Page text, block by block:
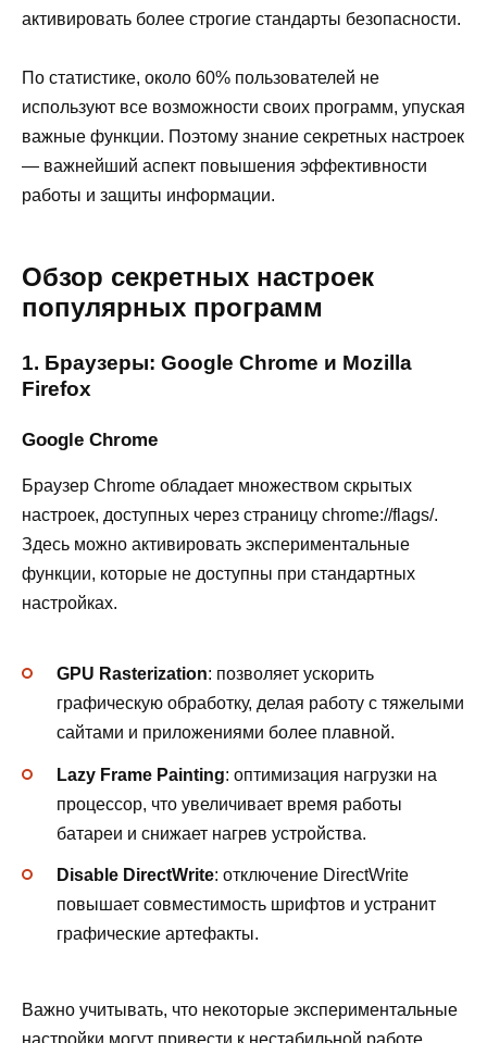
активировать более строгие стандарты безопасности.
По статистике, около 60% пользователей не
используют все возможности своих программ, упуская
важные функции. Поэтому знание секретных настроек
— важнейший аспект повышения эффективности
работы и защиты информации.
Обзор секретных настроек
популярных программ
1. Браузеры: Google Chrome и Mozilla
Firefox
Google Chrome
Браузер Chrome обладает множеством скрытых
настроек, доступных через страницу chrome://flags/.
Здесь можно активировать экспериментальные
функции, которые не доступны при стандартных
настройках.
GPU Rasterization: позволяет ускорить
графическую обработку, делая работу с тяжелыми
сайтами и приложениями более плавной.
Lazy Frame Painting: оптимизация нагрузки на
процессор, что увеличивает время работы
батареи и снижает нагрев устройства.
Disable DirectWrite: отключение DirectWrite
повышает совместимость шрифтов и устранит
графические артефакты.
Важно учитывать, что некоторые экспериментальные
настройки могут привести к нестабильной работе